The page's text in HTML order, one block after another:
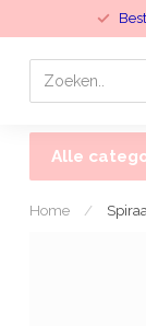
Alle
Home /